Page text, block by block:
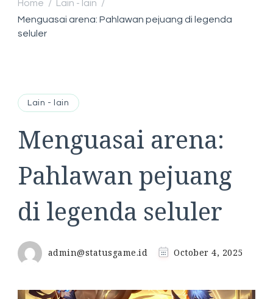
Home / Lain - lain /
Menguasai arena: Pahlawan pejuang di legenda
seluler
Lain - lain
Menguasai arena:
Pahlawan pejuang
di legenda seluler
admin@statusgame.id October 4, 2025